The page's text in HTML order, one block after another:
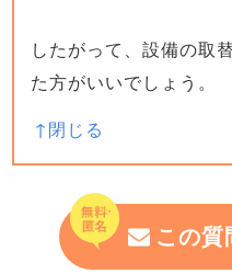
したがって、設備の取
た方がいいでしょう。
この質